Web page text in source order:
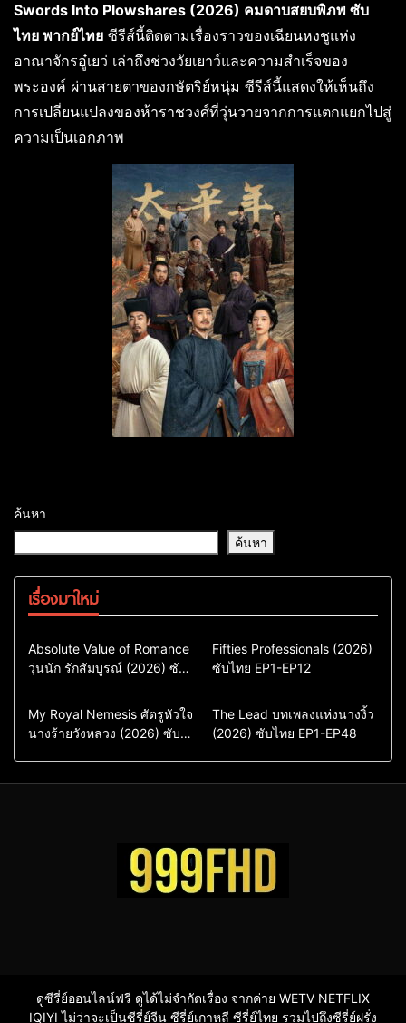
Swords Into Plowshares (2026) คมดาบสยบพิภพ ซับ
ไทย พากย์ไทย ซีรีส์นี้ติดตามเรื่องราวของเฉียนหงชูแห่ง
อาณาจักรอู๋เยว่ เล่าถึงช่วงวัยเยาว์และความสำเร็จของ
พระองค์ ผ่านสายตาของกษัตริย์หนุ่ม ซีรีส์นี้แสดงให้เห็นถึง
การเปลี่ยนแปลงของห้าราชวงศ์ที่วุ่นวายจากการแตกแยกไปสู่
ความเป็นเอกภาพ
ค้นหา
ค้นหา
เรื่องมาใหม่
Comedy
Drama
ซีรี่ย์เกาหลี
ซีรี่ย์เกาหลีพากย์ไทย
Absolute Value of Romance
วุ่นนัก รักสัมบูรณ์ (2026) ซับ
Action & Adventure
Comedy
Drama
ซีรี่ย์เกาหลีซับไทย
Fifties Professionals (2026)
ซับไทย EP1-EP12
Comedy
Drama
Sci-Fi & Fantasy
My Royal Nemesis ศัตรูหัวใจ
นางร้ายวังหลวง (2026) ซับ
Drama
ซีรี่ย์จีน
ซีรี่ย์จีนซับไทย
The Lead บทเพลงแห่งนางงิ้ว
(2026) ซับไทย EP1-EP48
ดูซีรี่ย์ออนไลน์ฟรี ดูได้ไม่จำกัดเรื่อง จากค่าย WETV NETFLIX
IQIYI ไม่ว่าจะเป็นซีรี่ย์จีน ซีรี่ย์เกาหลี ซีรี่ย์ไทย รวมไปถึงซีรี่ย์ฝรั่ง